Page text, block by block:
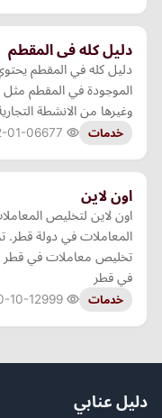
دليل كله فى المقطم
دليل كله في المقطم
الموجودة في المقطم مثل
وغيرها من الانشطة
خدمات 01-06
اون لاين
اون لاين لتخليص
المعاملات في دولة
تخليص معاملات في قطر
في قطر
خدمات 10-12
دليل عنابي